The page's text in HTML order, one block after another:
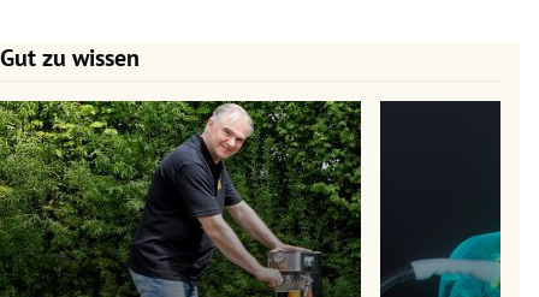
Gut zu wissen
Slide 1 von 7